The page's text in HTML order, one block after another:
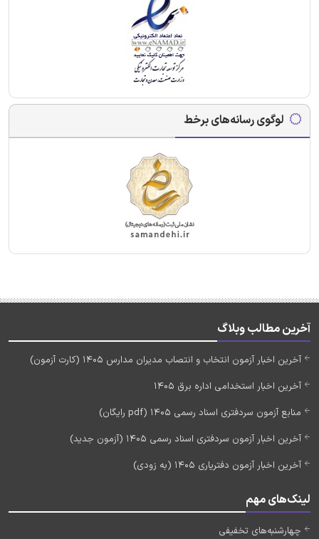
لوگوی رسانه‌های برخط
آخرین مطالب وبلاگ
آخرین اخبار آزمون انتخاب و انتصاب مدیران مدارس 1405 (کارت آزمون)
آخرین اخبار استخدامی اداره برق 1405
منابع آزمون سردفتری اسناد رسمی 1405 (pdf رایگان)
آخرین اخبار آزمون سردفتری اسناد رسمی 1405 (آزمون جدید)
آخرین اخبار آزمون دفتریاری 1405 (به زودی)
لینک‌های مهم
چهارشنبه‌های تخفیفی